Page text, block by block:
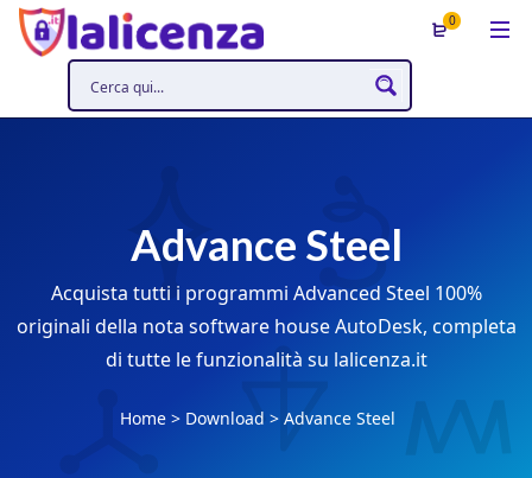
0
Advance Steel
Acquista tutti i programmi Advanced Steel 100%
originali della nota software house AutoDesk, completa
di tutte le funzionalità su lalicenza.it
Home > Download > Advance Steel